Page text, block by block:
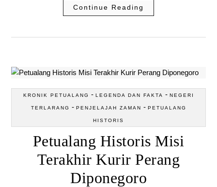
Continue Reading
KRONIK PETUALANG - LEGENDA DAN FAKTA - NEGERI
TERLARANG - PENJELAJAH ZAMAN - PETUALANG
HISTORIS
Petualang Historis Misi
Terakhir Kurir Perang
Diponegoro